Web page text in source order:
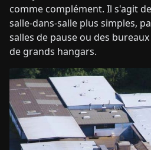
comme complément. Il s'agit
salle-dans-salle plus simples,
salles de pause ou des
de grands hangars.